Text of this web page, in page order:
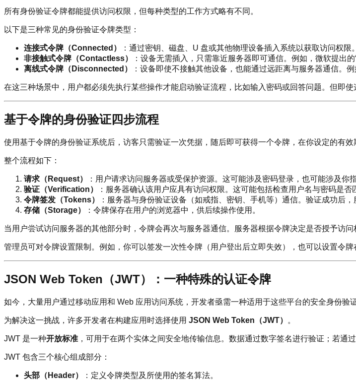
所有身份验证令牌都能提供访问权限，但每种类型的工作方式略有不同。
以下是三种常见的身份验证令牌类型：
连接式令牌（Connected）
：通过密钥、磁盘、U 盘或其他物理设备插入系统以获取访问权
非接触式令牌（Contactless）
：设备无需插入，只需靠近服务器即可通信。例如，微软提出
离线式令牌（Disconnected）
：设备即使不接触其他设备，也能通过远距离与服务器通信。
在这三种场景中，用户都必须先执行某些操作才能启动验证流程，比如输入密码或回答问题。但即
基于令牌的身份验证四步流程
使用基于令牌的身份验证系统后，访客只需验证一次凭据，随后即可获得一个令牌，在你设定的有效
整个流程如下：
请求（Request）
：用户请求访问服务器或受保护资源。这可能涉及密码登录，也可能涉及你
验证（Verification）
：服务器确认该用户应具有访问权限。这可能包括检查用户名与密码是否
令牌签发（Tokens）
：服务器与身份验证设备（如戒指、密钥、手机等）通信。验证成功后
存储（Storage）
：令牌保存在用户的浏览器中，供后续操作使用。
当用户尝试访问服务器的其他部分时，令牌会再次与服务器通信。服务器根据令牌决定是否授予访问
管理员可对令牌设置限制。例如，你可以签发一次性令牌（用户登出后立即失效），也可以设置令牌
JSON Web Token（JWT）：一种特殊的认证令牌
如今，大量用户通过移动应用和 Web 应用访问系统，开发者亟需一种适用于这些平台的安全身份验证
为解决这一挑战，许多开发者在构建应用时选择使用 JSON Web Token（JWT） 。
JWT 是一种开放标准 ，可用于在两个实体之间安全地传输信息。数据通过数字签名进行验证；若通
JWT 包含三个核心组成部分：
头部（Header）
：定义令牌类型及所使用的签名算法。